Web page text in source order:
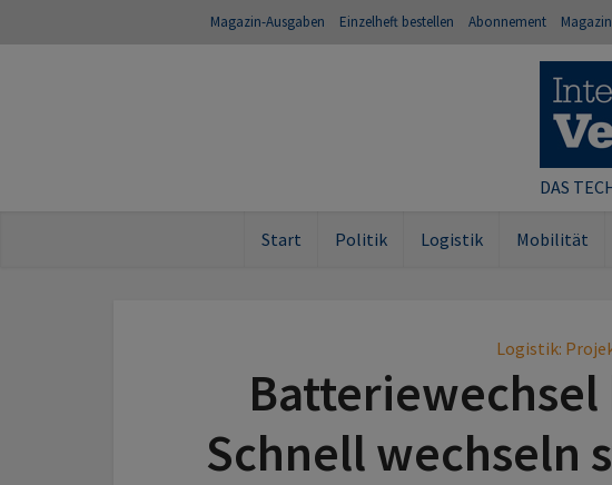
Magazin-Ausgaben Einzelheft bestellen Abonnement
DAS
Start Politik Logistik Mobilität
Logistik:
Batteriewechsel
Schnell wechseln